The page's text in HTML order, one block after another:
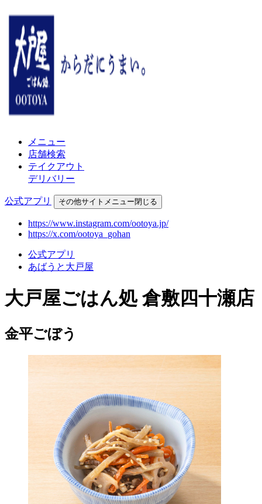
メニュー
店舗検索
テイクアウト
デリバリー
公式アプリ その他サイトメニュー閉じる
https://www.instagram.com/ootoya.jp/
https://x.com/ootoya_gohan
公式アプリ
あばうと大戸屋
大戸屋ごはん処 倉敷四十瀬店
金平ごぼう